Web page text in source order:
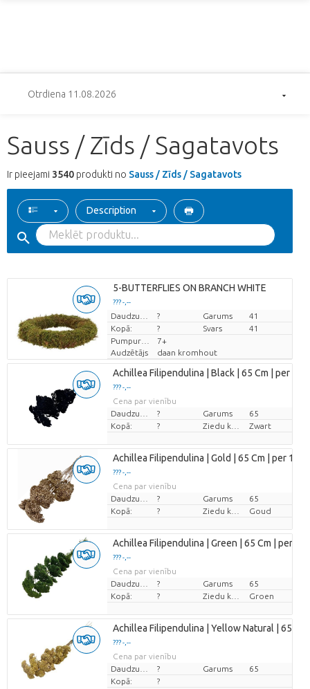
Otrdiena 11.08.2026
Sauss / Zīds / Sagatavots
Ir pieejami 3540 produkti no Sauss / Zīds / Sagatavots
Description
5-BUTTERFLIES ON BRANCH WHITE
??? -,--
Cena par vienību
? Garums
41
Kopā:
? Svars
41
Pumpuru skaits
7+
Audzētājs
daan kromhout
Achillea Filipendulina | Black | 65 Cm | per 12
??? -,--
Cena par vienību
? Garums
65
Kopā:
? Zwart
Achillea Filipendulina | Gold | 65 Cm | per 12
??? -,--
Cena par vienību
? Garums
65
Kopā:
? Goud
Achillea Filipendulina | Green | 65 Cm | per 12
??? -,--
Cena par vienību
? Garums
65
Kopā:
? Groen
Achillea Filipendulina | Yellow Natural | 65 Cm
??? -,--
Cena par vienību
? Garums
65
Kopā:
?